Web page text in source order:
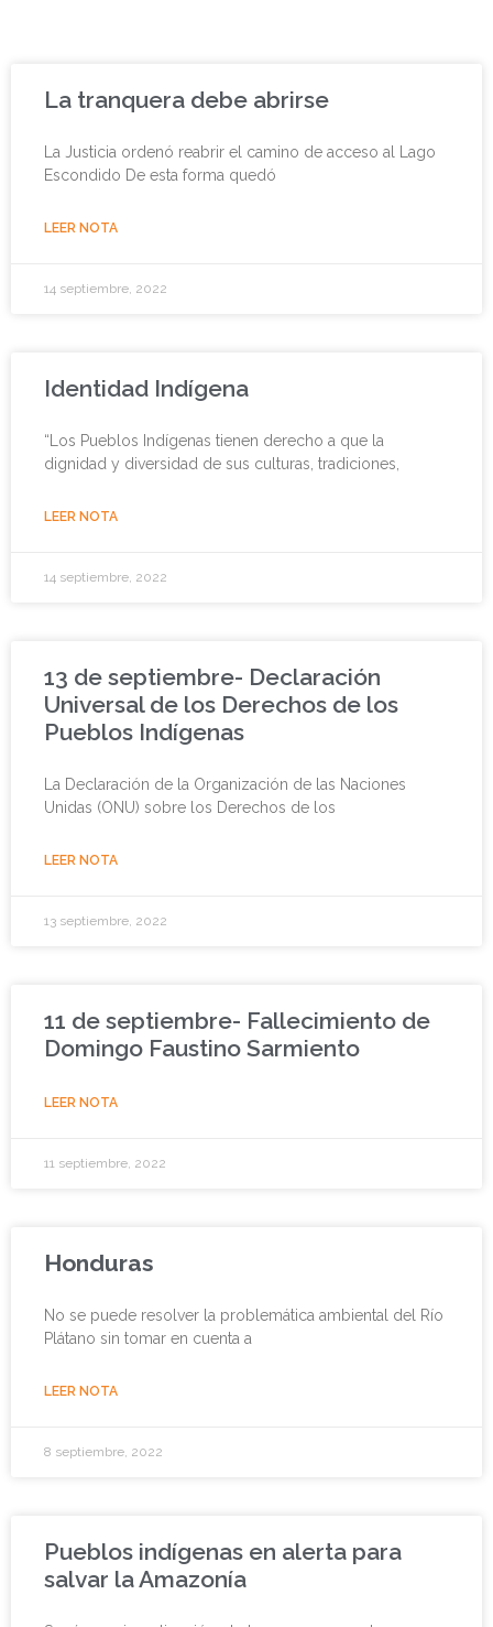
La tranquera debe abrirse
La Justicia ordenó reabrir el camino de acceso al Lago
Escondido De esta forma quedó
LEER NOTA
14 septiembre, 2022
Identidad Indígena
“Los Pueblos Indígenas tienen derecho a que la
dignidad y diversidad de sus culturas, tradiciones,
LEER NOTA
14 septiembre, 2022
13 de septiembre- Declaración
Universal de los Derechos de los
Pueblos Indígenas
La Declaración de la Organización de las Naciones
Unidas (ONU) sobre los Derechos de los
LEER NOTA
13 septiembre, 2022
11 de septiembre- Fallecimiento de
Domingo Faustino Sarmiento
LEER NOTA
11 septiembre, 2022
Honduras
No se puede resolver la problemática ambiental del Río
Plátano sin tomar en cuenta a
LEER NOTA
8 septiembre, 2022
Pueblos indígenas en alerta para
salvar la Amazonía